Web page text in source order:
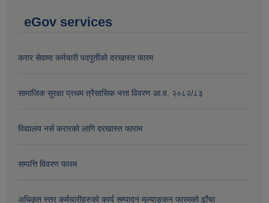
eGov services
करार सेवामा कर्मचारी पदपूर्तीको दरखास्त फारम
सामाजिक सुरक्षा प्रथम त्रैसासिक भत्ता विवरण आ.व. २०८२/८३
विद्यालय नर्स करारको लागि दरखास्त फाराम
सम्पत्ति विवरण फारम
अधिकृत स्तर कर्मचारीहरुको कार्य सम्पादन मूल्याङ्कन फारमको ढाँचा